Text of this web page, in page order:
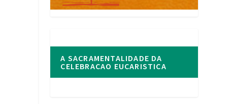
A SACRAMENTALIDADE DA
CELEBRACAO EUCARISTICA